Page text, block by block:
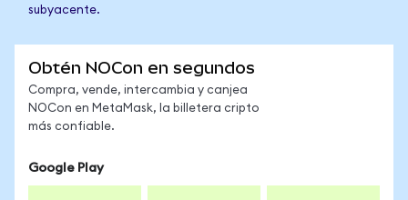
subyacente.
Obtén NOCon en segundos
Compra, vende, intercambia y canjea
NOCon en MetaMask, la billetera cripto
más confiable.
Google Play